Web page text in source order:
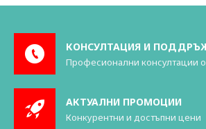
КОНСУЛТАЦИЯ И
Професионални консултации
АКТУАЛНИ ПРОМОЦИИ
Конкурентни и достъпни цени